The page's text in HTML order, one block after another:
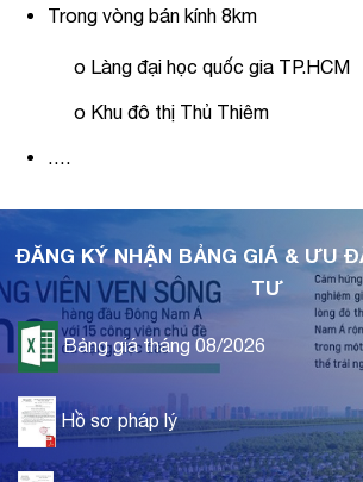
Trong vòng bán kính 8km
o Làng đại học quốc gia TP.HCM
o Khu đô thị Thủ Thiêm
….
ĐĂNG KÝ NHẬN BẢNG GIÁ & ƯU
TƯ
Bảng giá tháng 08/2026
Hồ sơ pháp lý